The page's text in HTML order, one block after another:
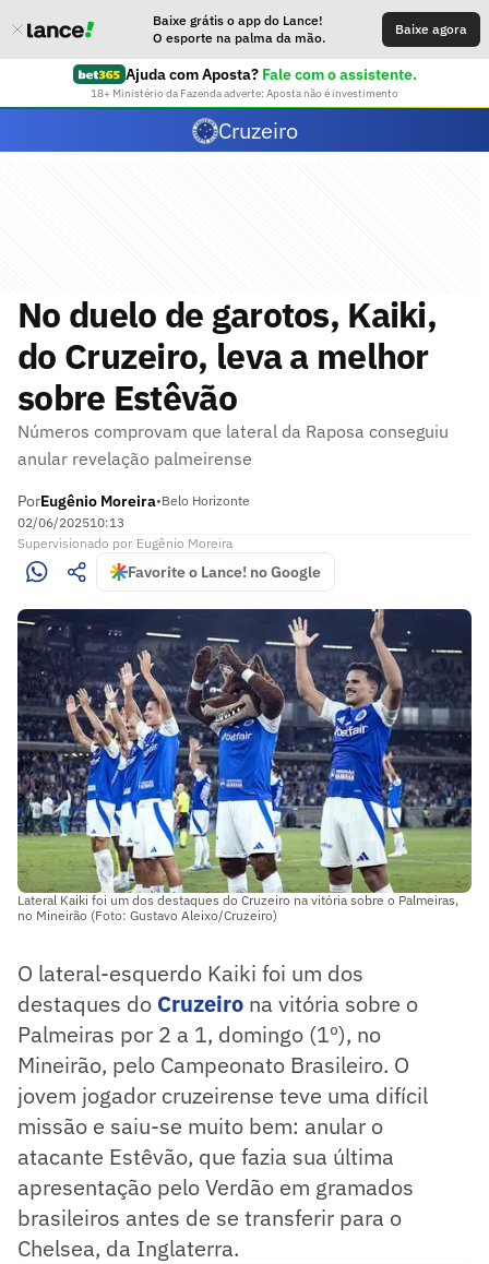
Baixe grátis o app do Lance!
O esporte na palma da mão.
Baixe agora
Ajuda com Aposta? Fale com o assistente.
18+ Ministério da Fazenda adverte: Aposta não é investimento
Cruzeiro
No duelo de garotos, Kaiki,
do Cruzeiro, leva a melhor
sobre Estêvão
Números comprovam que lateral da Raposa conseguiu
anular revelação palmeirense
PorEugênio Moreira•Belo Horizonte
02/06/202510:13
Supervisionado por Eugênio Moreira
Favorite o Lance! no Google
Lateral Kaiki foi um dos destaques do Cruzeiro na vitória sobre o Palmeiras,
no Mineirão (Foto: Gustavo Aleixo/Cruzeiro)
O lateral-esquerdo Kaiki foi um dos
destaques do Cruzeiro na vitória sobre o
Palmeiras por 2 a 1, domingo (1º), no
Mineirão, pelo Campeonato Brasileiro. O
jovem jogador cruzeirense teve uma difícil
missão e saiu-se muito bem: anular o
atacante Estêvão, que fazia sua última
apresentação pelo Verdão em gramados
brasileiros antes de se transferir para o
Chelsea, da Inglaterra.